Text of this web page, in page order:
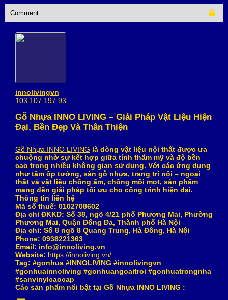
Comment
innolivingvn
103.107.197.93
Gỗ Nhựa INNO LIVING – Giải Pháp Vật Liệu Hiện
Đại, Bền Đẹp Và Thân Thiện
Gỗ Nhựa INNO LIVING là dòng vật liệu nội thất được ưa
chuộng nhờ sự kết hợp giữa tính thẩm mỹ và độ bền
cao trong nhiều không gian sử dụng. Với các ứng dụng
như tấm ốp tường, sàn gỗ nhựa, trang trí nội – ngoại
thất và vật liệu chống ẩm, chống mối mọt, sản phẩm
mang đến giải pháp tối ưu cho công trình hiện đại.
Thông tin liên hệ
Mã số thuế: 0102708602
Địa chỉ ĐKKD: Số 38, ngõ 4/21 phố Phương Mai, Phường
Phương Mai, Quận Đống Đa, Thành phố Hà Nội
Địa chỉ: Số 8 ngõ 8 Quang Trung, Hà Đông, Hà Nội
Phone: 0938221363
Email: info@innoliving.vn
Website: https://innoliving.vn/
Tag: #gonhua #INNOLIVING #innolivingvn
#gonhuainnoliving #gonhuangoaitroi #gonhuatrongnha
#sanvinylcaocap
Các sản phẩm nổi bật tại Gỗ Nhựa INNO LIVING :